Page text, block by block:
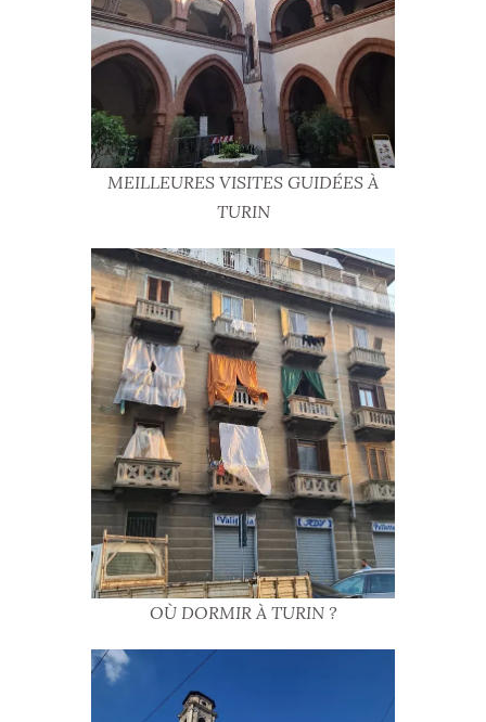
MEILLEURES VISITES GUIDÉES À
TURIN
OÙ DORMIR À TURIN ?